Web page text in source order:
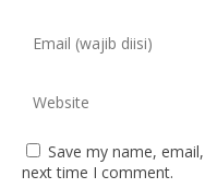
Save my name,
next time I comment.